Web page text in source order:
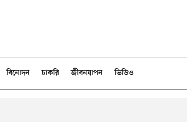
বিনোদন চাকরি জীবনযাপন ভিডিও